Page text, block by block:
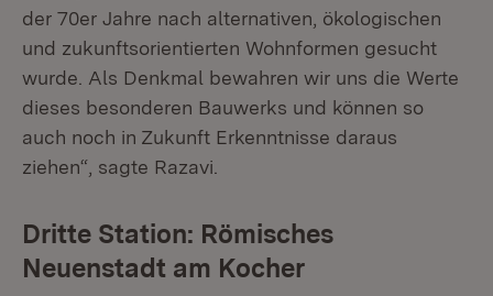
der 70er Jahre nach alternativen, ökologischen
und zukunftsorientierten Wohnformen gesucht
wurde. Als Denkmal bewahren wir uns die Werte
dieses besonderen Bauwerks und können so
auch noch in Zukunft Erkenntnisse daraus
ziehen“, sagte Razavi.
Dritte Station: Römisches
Neuenstadt am Kocher